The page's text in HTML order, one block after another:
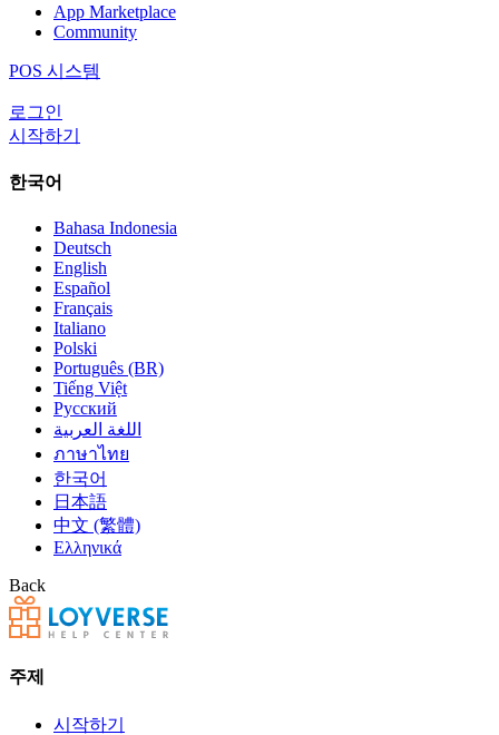
App Marketplace
Community
POS 시스템
로그인
시작하기
한국어
Bahasa Indonesia
Deutsch
English
Español
Français
Italiano
Polski
Português (BR)
Tiếng Việt
Русский
اللغة العربية
ภาษาไทย
한국어
日本語
中文 (繁體)
Ελληνικά
Back
주제
시작하기